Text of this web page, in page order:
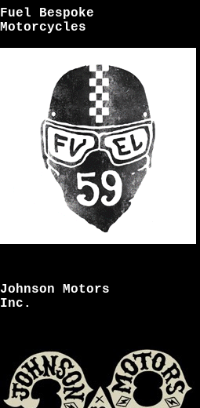
Fuel Bespoke
Motorcycles
Johnson Motors
Inc.